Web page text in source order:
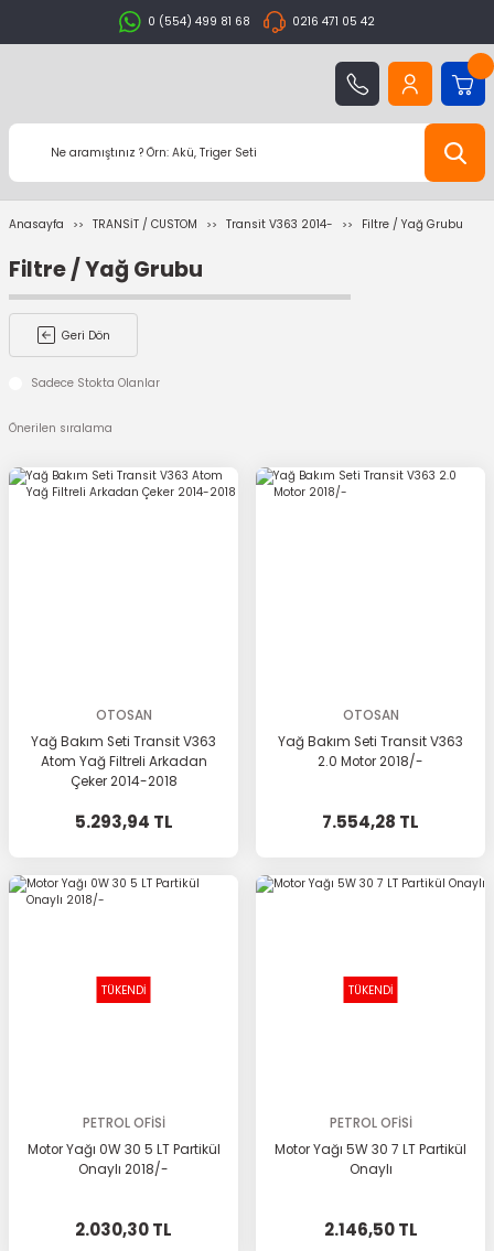
0 (554) 499 81 68 0216 471 05 42
Anasayfa TRANSİT / CUSTOM Transit V363 2014- Filtre / Yağ Grubu
Filtre / Yağ Grubu
Geri Dön
Sadece Stokta Olanlar
OTOSAN
Yağ Bakım Seti Transit V363
Atom Yağ Filtreli Arkadan
Çeker 2014-2018
5.293,94 TL
OTOSAN
Yağ Bakım Seti Transit V363
2.0 Motor 2018/-
7.554,28 TL
TÜKENDİ
PETROL OFİSİ
Motor Yağı 0W 30 5 LT Partikül
Onaylı 2018/-
2.030,30 TL
TÜKENDİ
PETROL OFİSİ
Motor Yağı 5W 30 7 LT Partikül
Onaylı
2.146,50 TL